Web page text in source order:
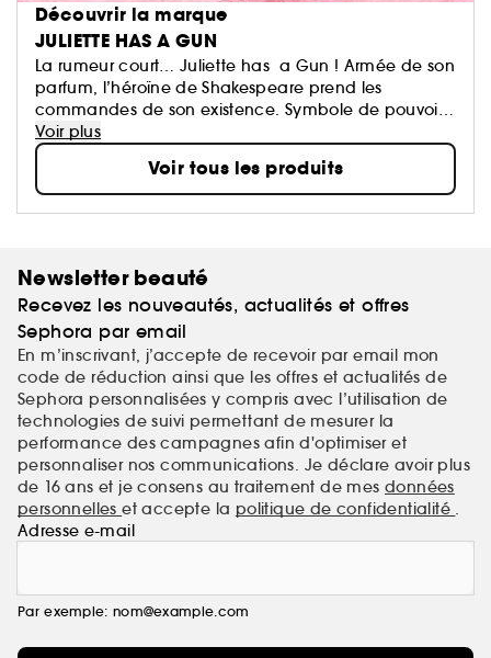
Découvrir la marque
JULIETTE HAS A GUN
La rumeur court… Juliette has a Gun ! Armée de son
parfum, l’héroïne de Shakespeare prend les
commandes de son existence. Symbole de pouvoir,
ou simple accessoire de bluff, le Gun symbolise
surtout l'ascendant des femmes sur les hommes. Une
collection de fragrances originales, dessinée
comme des vêtements invisibles, par Romano Ricci,
arrière petit-fils de Nina.
Voir plus
Voir tous les produits
Newsletter beauté
Recevez les nouveautés, actualités et offres
Sephora par email
En m’inscrivant, j’accepte de recevoir par email mon
code de réduction ainsi que les offres et actualités de
Sephora personnalisées y compris avec l’utilisation de
technologies de suivi permettant de mesurer la
performance des campagnes afin d'optimiser et
personnaliser nos communications. Je déclare avoir plus
de 16 ans et je consens au traitement de mes données
personnelleset accepte la politique de confidentialité .
Adresse e-mail
Par exemple: nom@example.com